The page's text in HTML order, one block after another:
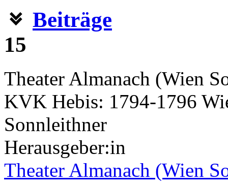
Beiträge
15
Theater Almanach (Wien
KVK Hebis: 1794-1796
Sonnleithner
Herausgeber:in
Theater Almanach (Wien